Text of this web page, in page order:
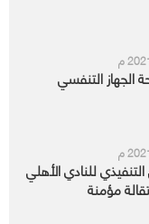
الجهاز التنفسي
للنادي الأهلي
مؤمنة